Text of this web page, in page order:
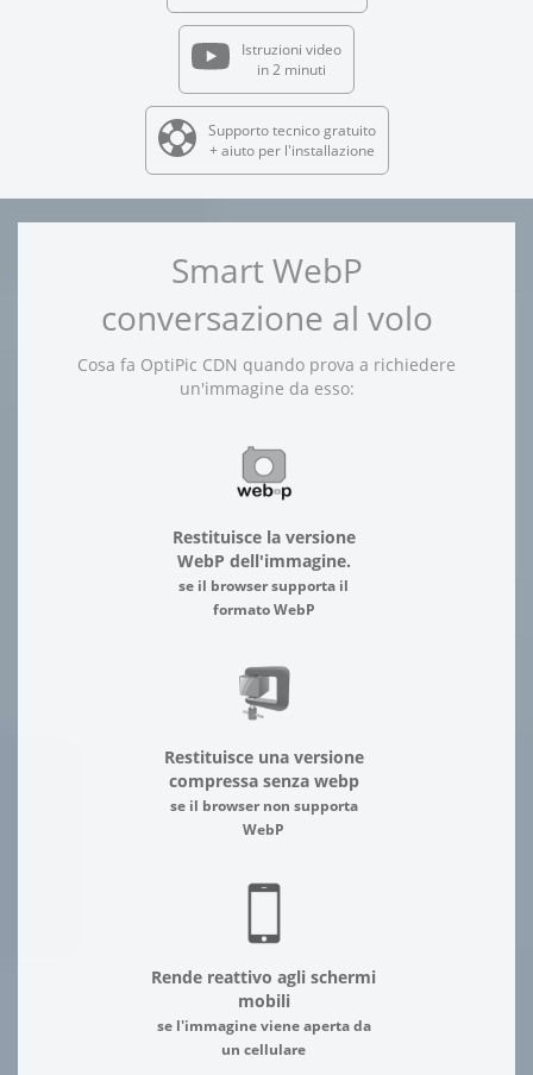
Istruzioni video
in 2 minuti
Supporto tecnico gratuito
+ aiuto per l'installazione
Smart WebP
conversazione al volo
Cosa fa OptiPic CDN quando prova a richiedere
un'immagine da esso:
Restituisce la versione
WebP dell'immagine.
se il browser supporta il
formato WebP
Restituisce una versione
compressa senza webp
se il browser non supporta
WebP
Rende reattivo agli schermi
mobili
se l'immagine viene aperta da
un cellulare